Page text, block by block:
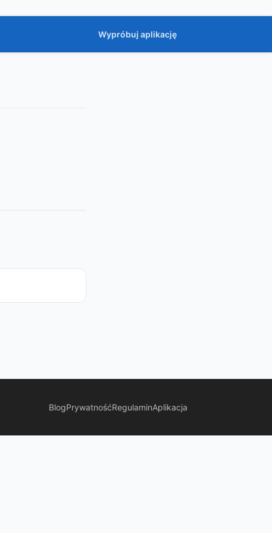
Wypróbuj aplikację
BlogPrywatnośćRegulaminAplikacja